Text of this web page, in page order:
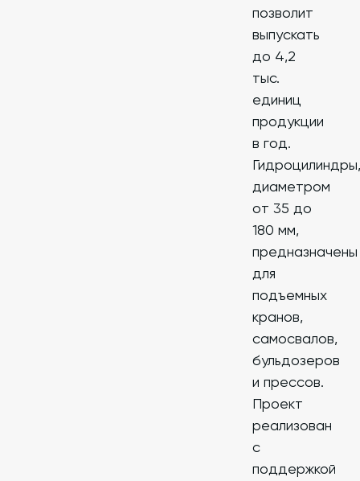
позволит
выпускать
до 4,2
тыс.
единиц
продукции
в год.
Гидроцилиндры,
диаметром
от 35 до
180 мм,
предназначены
для
подъемных
кранов,
самосвалов,
бульдозеров
и прессов.
Проект
реализован
с
поддержкой